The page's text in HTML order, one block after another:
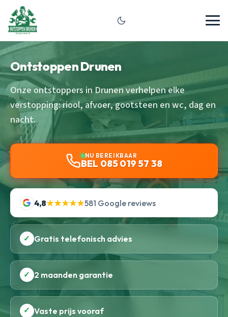
Ontstoppen Drunen
Onze ontstoppers in Drunen verhelpen elke
verstopping: riool, afvoer, gootsteen en wc, dag en
nacht.
NU BEREIKBAAR
BEL 085 019 57 38
4,8★★★★★581 Google reviews
✓ Gratis telefonisch advies
✓ 2 maanden garantie
✓ Vaste prijs vooraf